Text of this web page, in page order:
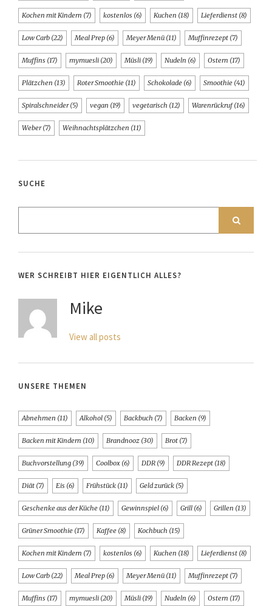
Kochen mit Kindern (7) kostenlos (6) Kuchen (18) Lieferdienst (8)
Low Carb (22) Meal Prep (6) Meyer Menü (11) Muffinrezept (7)
Muffins (17) mymuesli (20) Müsli (19) Nudeln (6) Ostern (17)
Plätzchen (13) Roter Smoothie (11) Schokolade (6) Smoothie (41)
Spiralschneider(5) vegan (19) vegetarisch (12) Warenrückruf(16)
Weber(7) Weihnachtsplätzchen (11)
SUCHE
WER SCHREIBT HIER EIGENTLICH ALLES?
Mike
View all posts
UNSERE THEMEN
Abnehmen (11) Alkohol (5) Backbuch (7) Backen (9)
Backen mit Kindern (10) Brandnooz (30) Brot (7)
Buchvorstellung (39) Coolbox (6) DDR (9) DDR Rezept (18)
Diät (7) Eis (6) Frühstück (11) Geld zurück (5)
Geschenke aus der Küche (11) Gewinnspiel (6) Grill (6) Grillen (13)
Grüner Smoothie (17) Kaffee (8) Kochbuch (15)
Kochen mit Kindern (7) kostenlos (6) Kuchen (18) Lieferdienst (8)
Low Carb (22) Meal Prep (6) Meyer Menü (11) Muffinrezept (7)
Muffins (17) mymuesli (20) Müsli (19) Nudeln (6) Ostern (17)